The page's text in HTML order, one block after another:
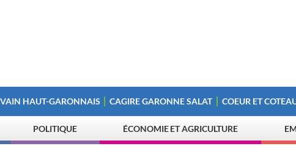
HAUT-GARONNAIS CAGIRE GARONNE SALAT COEUR ET
POLITIQUE ÉCONOMIE ET AGRICULTURE